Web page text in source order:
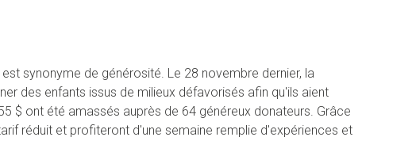
synonyme de générosité. Le 28 novembre dernier, la
des enfants issus de milieux défavorisés afin qu'ils aient
$ ont été amassés auprès de 64 généreux donateurs. Grâce
réduit et profiteront d'une semaine remplie d'expériences et